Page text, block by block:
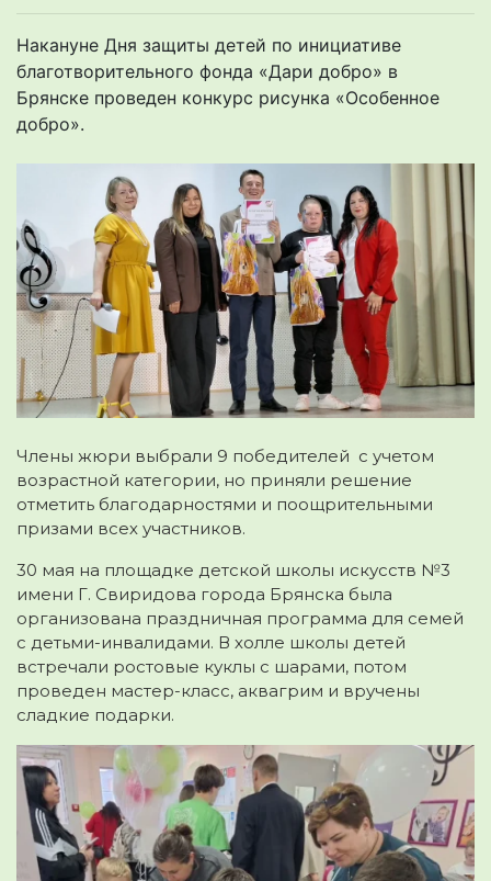
Накануне Дня защиты детей по инициативе
благотворительного фонда «Дари добро» в
Брянске проведен конкурс рисунка «Особенное
добро».
Члены жюри выбрали 9 победителей с учетом
возрастной категории, но приняли решение
отметить благодарностями и поощрительными
призами всех участников.
30 мая на площадке детской школы искусств №3
имени Г. Свиридова города Брянска была
организована праздничная программа для семей
с детьми-инвалидами. В холле школы детей
встречали ростовые куклы с шарами, потом
проведен мастер-класс, аквагрим и вручены
сладкие подарки.